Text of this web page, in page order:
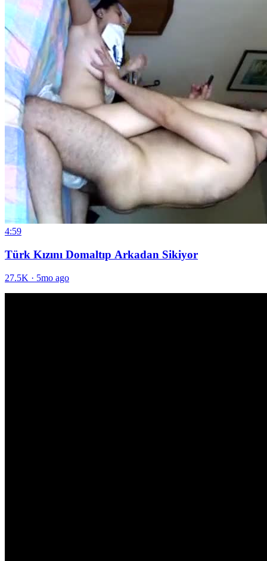
4:59
Türk Kızını Domaltıp Arkadan Sikiyor
27.5K · 5mo ago